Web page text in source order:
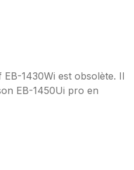
1430Wi est obsolète. Il
EB-1450Ui pro en